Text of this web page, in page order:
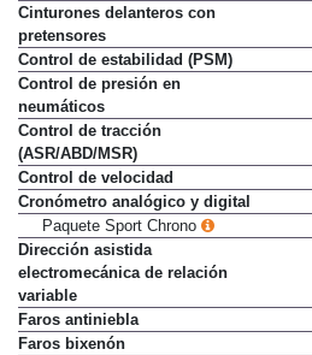
Cinturones delanteros con
pretensores
Control de estabilidad (PSM)
Control de presión en
neumáticos
Control de tracción
(ASR/ABD/MSR)
Control de velocidad
Cronómetro analógico y digital
Paquete Sport Chrono
Dirección asistida
electromecánica de relación
variable
Faros antiniebla
Faros bixenón